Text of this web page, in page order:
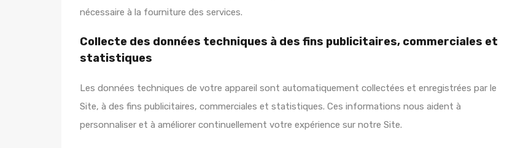
nécessaire à la fourniture des services.
Collecte des données techniques à des fins publicitaires, commerciales et
statistiques
Les données techniques de votre appareil sont automatiquement collectées et enregistrées par le
Site, à des fins publicitaires, commerciales et statistiques. Ces informations nous aident à
personnaliser et à améliorer continuellement votre expérience sur notre Site.